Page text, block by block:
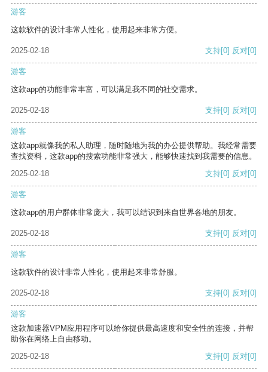
游客
这款软件的设计非常人性化，使用起来非常方便。
2025-02-18 支持[0] 反对[0]
游客
这款app的功能非常丰富，可以满足我不同的社交需求。
2025-02-18 支持[0] 反对[0]
游客
这款app就像我的私人助理，随时随地为我的办公提供帮助。我经常需要
查找资料，这款app的搜索功能非常强大，能够快速找到我需要的信息。
2025-02-18
支持[0] 反对[0]
游客
这款app的用户群体非常庞大，我可以结识到来自世界各地的朋友。
2025-02-18 支持[0] 反对[0]
游客
这款软件的设计非常人性化，使用起来非常舒服。
2025-02-18 支持[0] 反对[0]
游客
这款加速器VPM应用程序可以给你提供最高速度和安全性的连接，并帮
助你在网络上自由移动。
2025-02-18
支持[0] 反对[0]